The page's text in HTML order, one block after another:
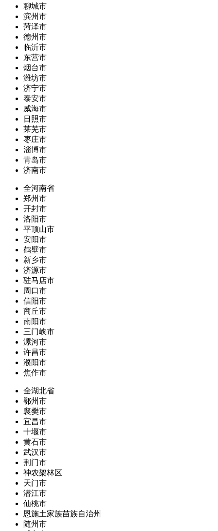
聊城市
滨州市
菏泽市
德州市
临沂市
东营市
烟台市
潍坊市
济宁市
泰安市
威海市
日照市
莱芜市
枣庄市
淄博市
青岛市
济南市
全河南省
郑州市
开封市
洛阳市
平顶山市
安阳市
鹤壁市
新乡市
济源市
驻马店市
周口市
信阳市
商丘市
南阳市
三门峡市
漯河市
许昌市
濮阳市
焦作市
全湖北省
鄂州市
襄樊市
宜昌市
十堰市
黄石市
武汉市
荆门市
神农架林区
天门市
潜江市
仙桃市
恩施土家族苗族自治州
随州市